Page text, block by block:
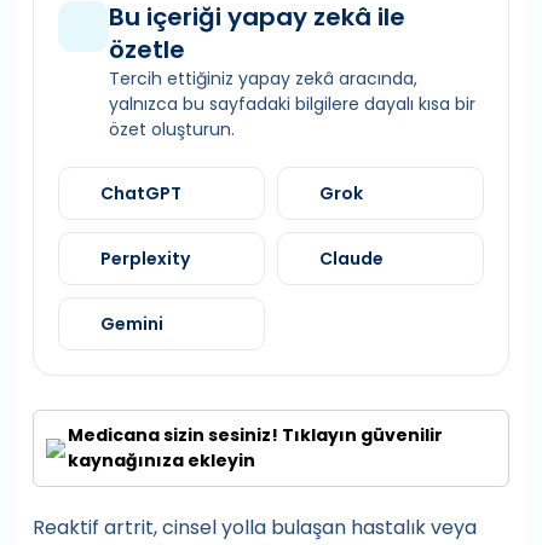
Bu içeriği yapay zekâ ile
özetle
Tercih ettiğiniz yapay zekâ aracında,
yalnızca bu sayfadaki bilgilere dayalı kısa bir
özet oluşturun.
ChatGPT Grok
Perplexity Claude
Gemini
Medicana sizin sesiniz! Tıklayın güvenilir
kaynağınıza ekleyin
Reaktif artrit, cinsel yolla bulaşan hastalık veya